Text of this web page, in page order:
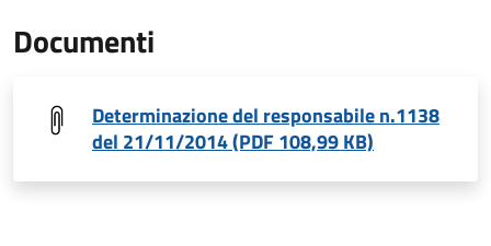
Documenti
Determinazione del responsabile n.1138
del 21/11/2014 (PDF 108,99 KB)